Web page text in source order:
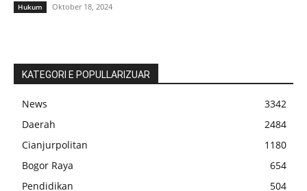
Hukum Oktober 18, 2024
KATEGORI E POPULLARIZUAR
News
3342
Daerah
2484
Cianjurpolitan
1180
Bogor Raya
654
Pendidikan
504